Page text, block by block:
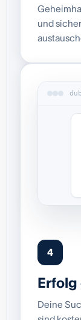
und
4
Erfolg
Deine